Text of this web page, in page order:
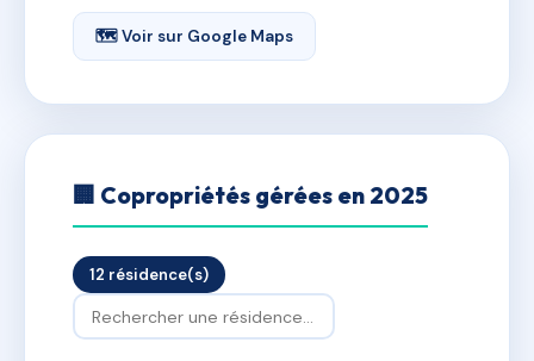
🗺 Voir sur Google Maps
🏢 Copropriétés gérées en 2025
12 résidence(s)